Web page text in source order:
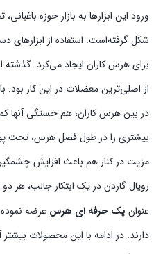
ورود این ابزارها به بازار حوزه
شکل گرفته‌است. استفاده از
برای هرس کاران ایجاد می‌کرد.
از اصلی‌ترین معضلات در این کار بود.
در بین هرس کاران، هم خستگی آنها
بیشتری را در طول فصل هرس، تحت
مزیت در کنار هم باعث افزایش
رویال گاردن در یک ابتکار جالب، هر دو
عنوان پک حرفه‌ ای هرس عرضه
دارند. در ادامه با این محصولات